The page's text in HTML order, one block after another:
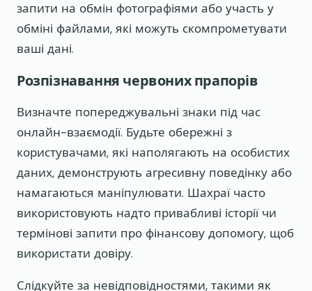
запити на обмін фотографіями або участь у
обміні файлами, які можуть скомпрометувати
ваші дані.
Розпізнавання червоних прапорів
Визначте попереджувальні знаки під час
онлайн-взаємодії. Будьте обережні з
користувачами, які наполягають на особистих
даних, демонструють агресивну поведінку або
намагаються маніпулювати. Шахраї часто
використовують надто привабливі історії чи
термінові запити про фінансову допомогу, щоб
використати довіру.
Слідкуйте за невідповідностями, такими як